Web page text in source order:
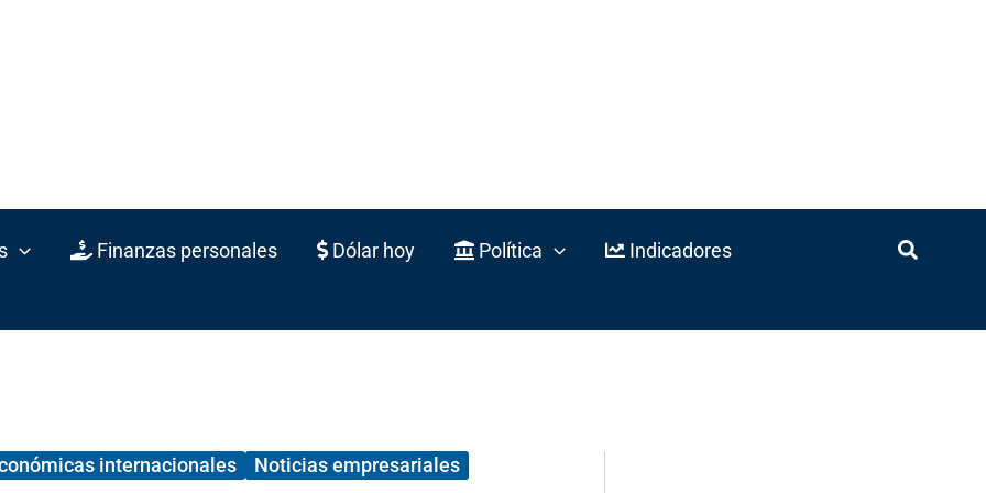
Finanzas personales Dólar hoy Política Indicadores
internacionales Noticias empresariales